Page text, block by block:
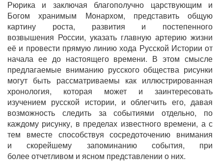
Рюрика и заключая благополучно царствующим и
Богомхранимым Монархом, представить общую
картину роста, развития и постепенного
возвышения России, указать главную артерию жизни
её и провести прямую линию хода Русской Истории от
начала ее до настоящего времени. В этом смысле
предлагаемые вниманию русского общества рисунки
могут быть рассматриваемы как иллюстрированная
хронология, которая может и заинтересовать
изучением русской истории, и облегчить его, давая
возможность следить за событиями отдельно, по
каждому рисунку, в пределах известного времени, а с
тем вместе способствуя сосредоточению внимания
искорейшему запоминанию события, при
болееотчетливом и ясном представлении о них.